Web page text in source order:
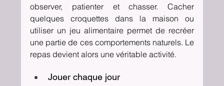
observer, patienter et chasser. Cacher
quelques croquettes dans la maison ou
utiliser un jeu alimentaire permet de recréer
une partie de ces comportements naturels. Le
repas devient alors une véritable activité.
Jouer chaque jour